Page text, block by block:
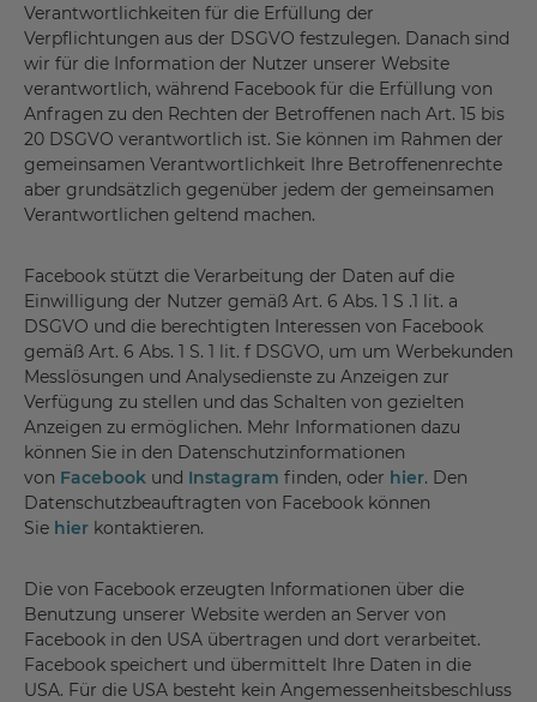
Verantwortlichkeiten für die Erfüllung der
Verpflichtungen aus der DSGVO festzulegen. Danach sind
wir für die Information der Nutzer unserer Website
verantwortlich, während Facebook für die Erfüllung von
Anfragen zu den Rechten der Betroffenen nach Art. 15 bis
20 DSGVO verantwortlich ist. Sie können im Rahmen der
gemeinsamen Verantwortlichkeit Ihre Betroffenenrechte
aber grundsätzlich gegenüber jedem der gemeinsamen
Verantwortlichen geltend machen.
Facebook stützt die Verarbeitung der Daten auf die
Einwilligung der Nutzer gemäß Art. 6 Abs. 1 S .1 lit. a
DSGVO und die berechtigten Interessen von Facebook
gemäß Art. 6 Abs. 1 S. 1 lit. f DSGVO, um um Werbekunden
Messlösungen und Analysedienste zu Anzeigen zur
Verfügung zu stellen und das Schalten von gezielten
Anzeigen zu ermöglichen. Mehr Informationen dazu
können Sie in den Datenschutzinformationen
von Facebook und Instagram finden, oder hier. Den
Datenschutzbeauftragten von Facebook können
Sie hier kontaktieren.
Die von Facebook erzeugten Informationen über die
Benutzung unserer Website werden an Server von
Facebook in den USA übertragen und dort verarbeitet.
Facebook speichert und übermittelt Ihre Daten in die
USA. Für die USA besteht kein Angemessenheitsbeschluss